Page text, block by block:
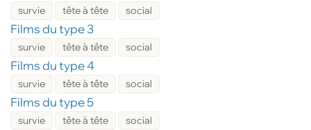
survie tête à tête social
Films du type 3
survie tête à tête social
Films du type 4
survie tête à tête social
Films du type 5
survie tête à tête social